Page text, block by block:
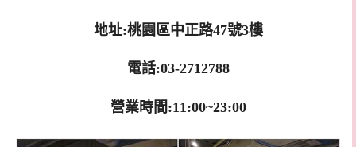
地址:桃園區中正路47號3樓
電話:03-2712788
營業時間:11:00~23:00